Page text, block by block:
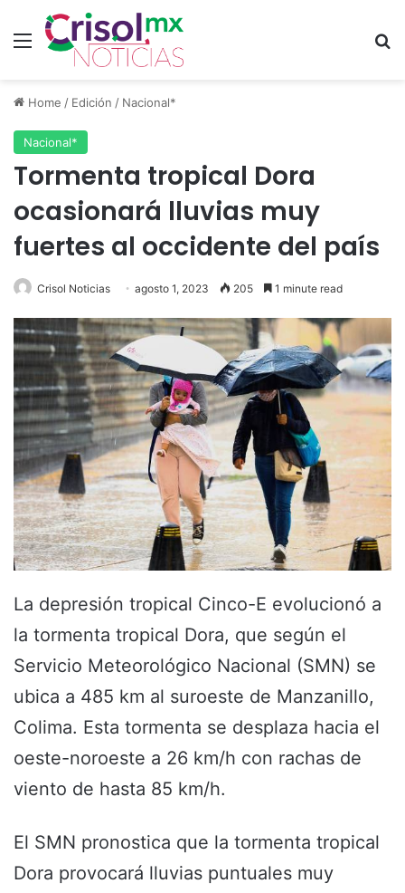
Menu
Home / Edición / Nacional*
Nacional*
Tormenta tropical Dora
ocasionará lluvias muy
fuertes al occidente del país
Crisol Noticias agosto 1, 2023 205 1 minute read
La depresión tropical Cinco-E evolucionó a
la tormenta tropical Dora, que según el
Servicio Meteorológico Nacional (SMN) se
ubica a 485 km al suroeste de Manzanillo,
Colima. Esta tormenta se desplaza hacia el
oeste-noroeste a 26 km/h con rachas de
viento de hasta 85 km/h.
El SMN pronostica que la tormenta tropical
Dora provocará lluvias puntuales muy